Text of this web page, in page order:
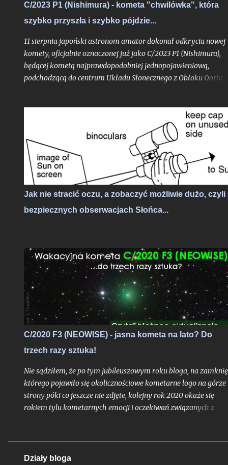
- to praktycznie niezauważalne mrugnięcie oka. Ale w realiach
cyfrowych?
C/2023 P1 (Nishimura) - kometa "chwilówka", która
szybko przyszła i szybko pójdzie...
11 sierpnia japoński astronom amator dokonał odkrycia nowej
komety, oficjalnie oznaczonej już jako C/2023 P1 (Nishimura),
będącej kometą najprawdopodobniej jednopojawieniową,
podchodzącą do centrum Układu Słonecznego z Obłoku Oorta i
odkrycia był bardzo jasny jak na kometę, mając blask rzędu
Jak nie stracić oczu, a zobaczyć możliwie dużo, czyli
bezpiecznych obserwacjach Słońca...
C/2020 F3 (NEOWISE) - jasna kometa na lato? Do
trzech razy sztuka!
Nie sądziłem, że po tym jubileuszowym roku bloga, na
którego pojawiło się okolicznościowe kometarne logo na górze
strony póki co jeszcze nie zdjęte, kolejny rok 2020 okaże się
rokiem tylu kometarnych emocji i oczekiwań związanych z
barierę widoczności nieuzbrojonym okiem i który może nam
uatrakcyjnić drugą połowę sezonu białych nocy. Wprawdzie
Działy bloga